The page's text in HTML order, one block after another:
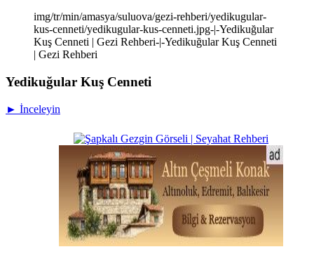
img/tr/min/amasya/suluova/gezi-rehberi/yedikugular-
kus-cenneti/yedikugular-kus-cenneti.jpg-|-Yedikuğular
Kuş Cenneti | Gezi Rehberi-|-Yedikuğular Kuş Cenneti
| Gezi Rehberi
Yedikuğular Kuş Cenneti
► İnceleyin